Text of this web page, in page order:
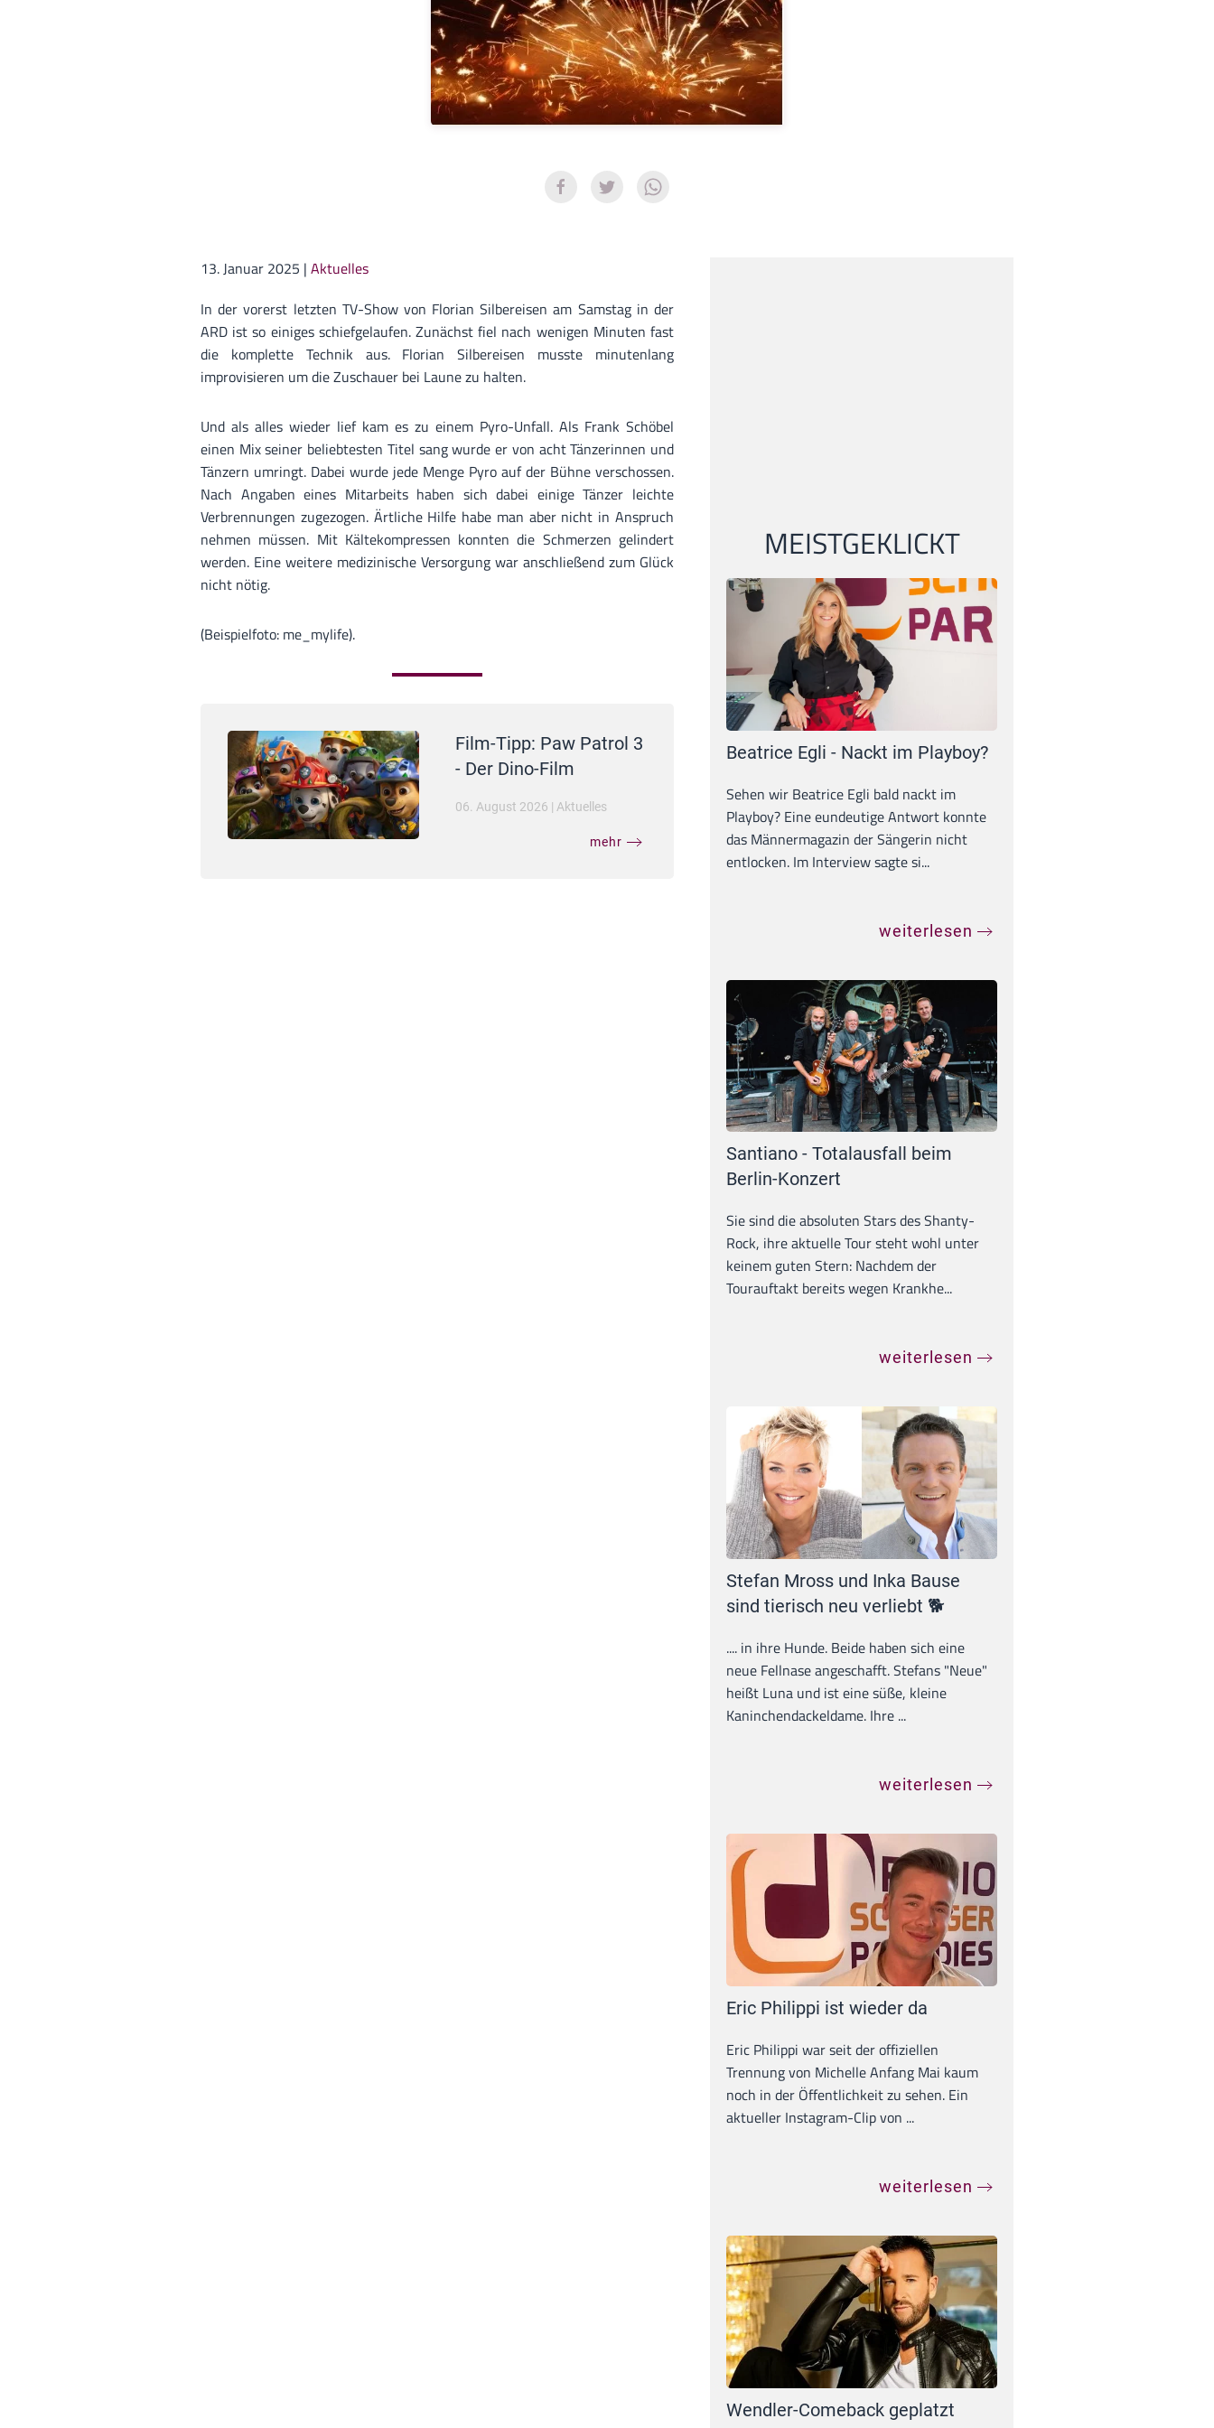
13. Januar 2025 | Aktuelles
In der vorerst letzten TV-Show von Florian Silbereisen am Samstag in der
ARD ist so einiges schiefgelaufen. Zunächst fiel nach wenigen Minuten fast
die komplette Technik aus. Florian Silbereisen musste minutenlang
improvisieren um die Zuschauer bei Laune zu halten.
Und als alles wieder lief kam es zu einem Pyro-Unfall. Als Frank Schöbel
einen Mix seiner beliebtesten Titel sang wurde er von acht Tänzerinnen und
Tänzern umringt. Dabei wurde jede Menge Pyro auf der Bühne verschossen.
Nach Angaben eines Mitarbeits haben sich dabei einige Tänzer leichte
Verbrennungen zugezogen. Ärtliche Hilfe habe man aber nicht in Anspruch
nehmen müssen. Mit Kältekompressen konnten die Schmerzen gelindert
werden. Eine weitere medizinische Versorgung war anschließend zum Glück
nicht nötig.
(Beispielfoto: me_mylife).
Film-Tipp: Paw Patrol 3
- Der Dino-Film
06. August 2026 | Aktuelles
mehr
MEISTGEKLICKT
Beatrice Egli - Nackt im Playboy?
Sehen wir Beatrice Egli bald nackt im
Playboy? Eine eundeutige Antwort konnte
das Männermagazin der Sängerin nicht
entlocken. Im Interview sagte si...
weiterlesen
Santiano - Totalausfall beim
Berlin-Konzert
Sie sind die absoluten Stars des Shanty-
Rock, ihre aktuelle Tour steht wohl unter
keinem guten Stern: Nachdem der
Tourauftakt bereits wegen Krankhe...
weiterlesen
Stefan Mross und Inka Bause
sind tierisch neu verliebt 🐕
.... in ihre Hunde. Beide haben sich eine
neue Fellnase angeschafft. Stefans "Neue"
heißt Luna und ist eine süße, kleine
Kaninchendackeldame. Ihre ...
weiterlesen
Eric Philippi ist wieder da
Eric Philippi war seit der offiziellen
Trennung von Michelle Anfang Mai kaum
noch in der Öffentlichkeit zu sehen. Ein
aktueller Instagram-Clip von ...
weiterlesen
Wendler-Comeback geplatzt